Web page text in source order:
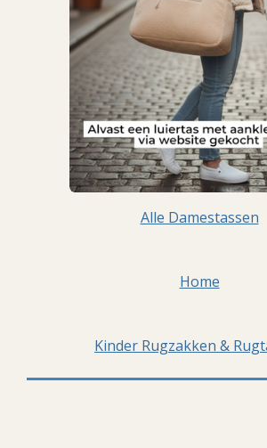
Alle Damestassen
Home
Kinder Rugzakken &